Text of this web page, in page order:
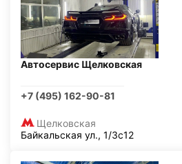
Автосервис Щелковская
+7 (495) 162-90-81
Щелковская
Байкальская ул., 1/3с12